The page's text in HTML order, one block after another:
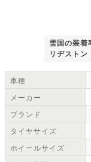
雪国の装着
リヂスト
車種
メーカー
ブランド
タイヤサイズ
ホイールサイズ